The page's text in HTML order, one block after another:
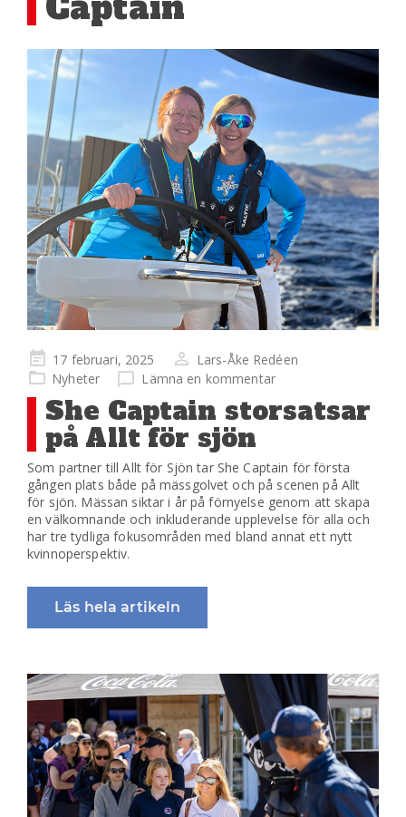
Publicerad
på
17 februari, 2025
Lars-Åke Redéen
Nyheter
Lämna en kommentar
She Captain storsatsar
på Allt för sjön
Som partner till Allt för Sjön tar She Captain för första
gången plats både på mässgolvet och på scenen på Allt
för sjön. Mässan siktar i år på förnyelse genom att skapa
en välkomnande och inkluderande upplevelse för alla och
har tre tydliga fokusområden med bland annat ett nytt
kvinnoperspektiv.
Läs hela artikeln